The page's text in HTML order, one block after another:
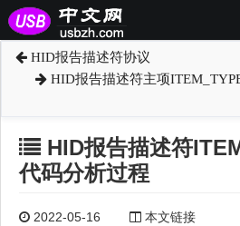
HID报告描述符协议
HID报告描述符主项
HID报告描述符
代码分析过程
2022-05-16
本文链接